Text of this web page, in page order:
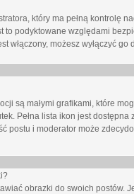
który ma pełną kontrolę
to podyktowane względami
włączony, możesz wyłączyć
są małymi grafikami, które
Pełna lista ikon jest
postu i moderator może
obrazki do swoich postów.